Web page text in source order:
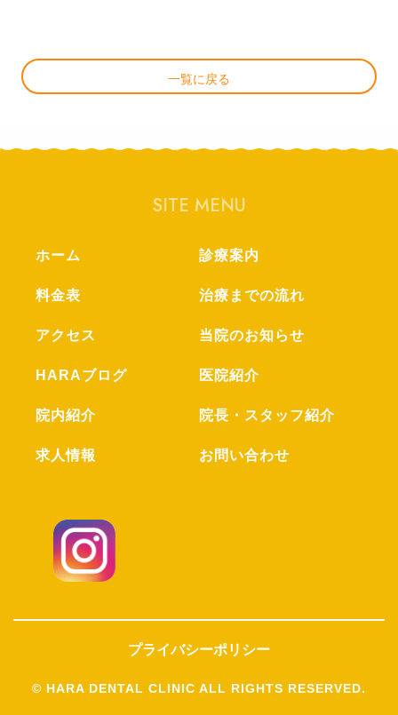
一覧に戻る
SITE MENU
ホーム 診療案内
料金表 治療までの流れ
アクセス 当院のお知らせ
HARAブログ 医院紹介
院内紹介 院長・スタッフ紹介
求人情報 お問い合わせ
プライバシーポリシー
© HARA DENTAL CLINIC ALL RIGHTS RESERVED.